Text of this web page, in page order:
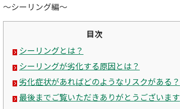
〜シーリング編〜
目次
シーリングとは？
シーリングが劣化する原因とは？
劣化症状があればどのようなリスクがある？
最後までご覧いただきありがとうございます